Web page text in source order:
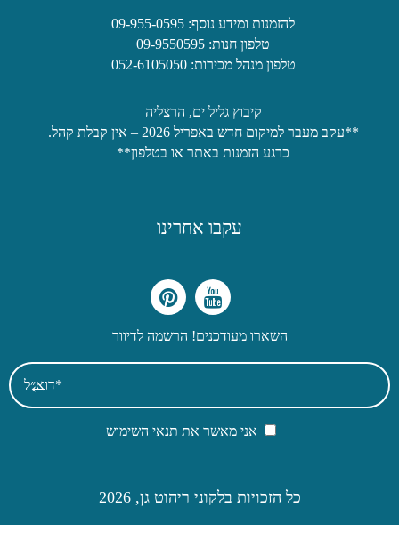
להזמנות ומידע נוסף: 09-955-0595
טלפון חנות: 09-9550595
טלפון מנהל מכירות: 052-6105050
קיבוץ גליל ים, הרצליה
**עקב מעבר למיקום חדש באפריל 2026 – אין קבלת קהל.
כרגע הזמנות באתר או בטלפון**
עקבו אחרינו
השארו מעודכנים! הרשמה לדיוור
אני מאשר את תנאי השימוש
כל הזכויות בלקוני ריהוט גן, 2026